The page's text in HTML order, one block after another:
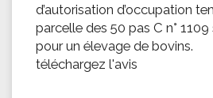
d’autorisation d’occupation
parcelle des 50 pas C n°
pour un élevage de bovins.
téléchargez l'avis